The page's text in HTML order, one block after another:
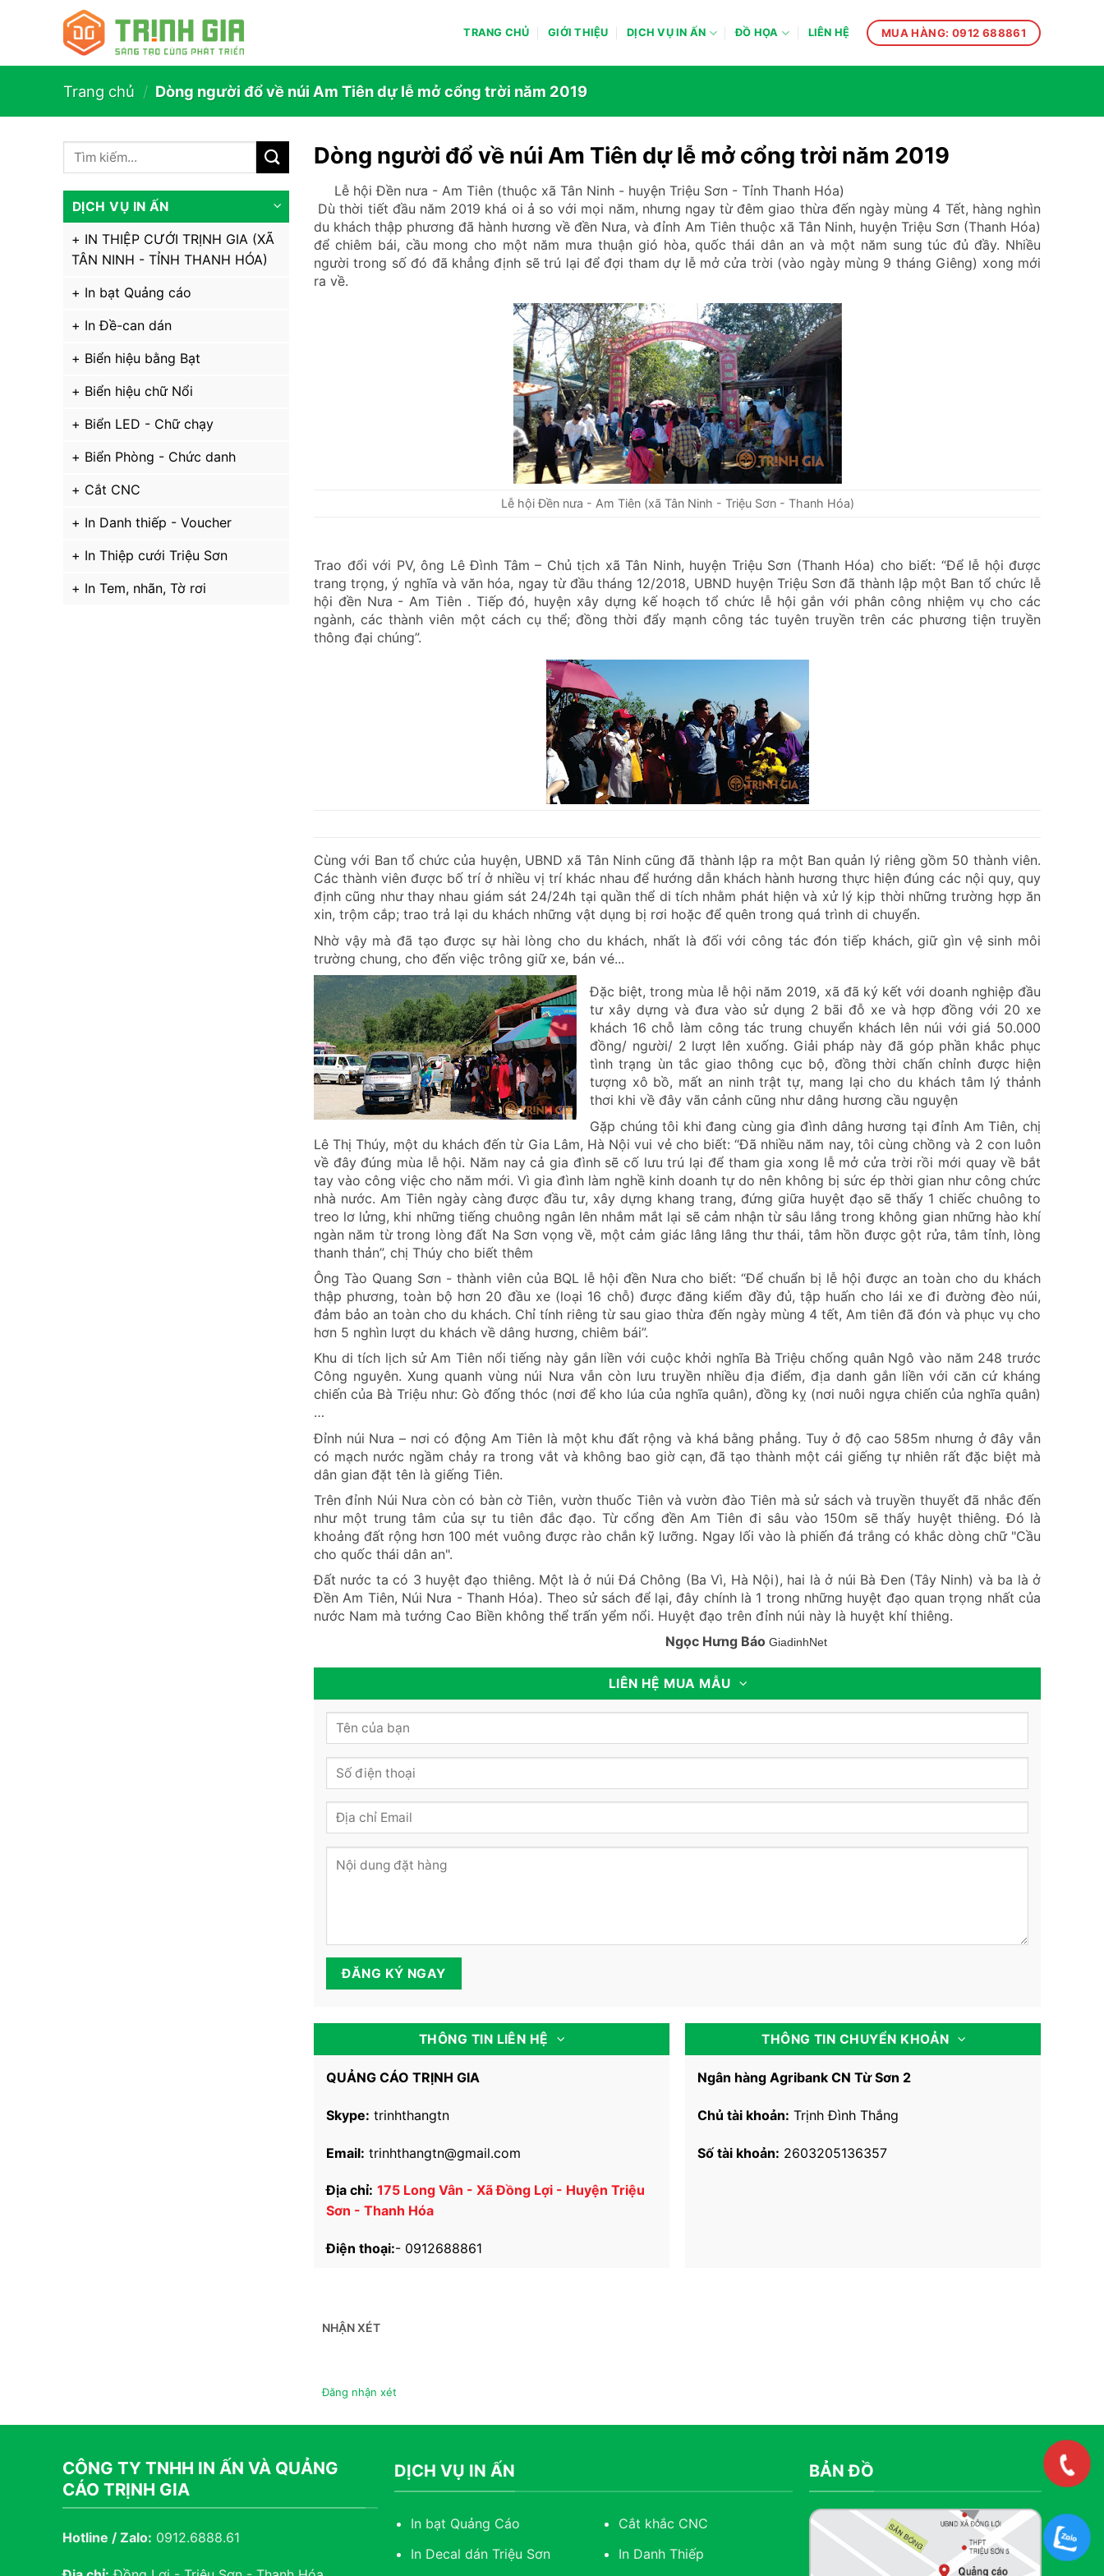
TRANG CHỦ GIỚI THIỆU DỊCH VỤ IN ẤN ĐỒ HỌA LIÊN HỆ MUA HÀNG: 0912 688861
Trang chủ / Dòng người đổ về núi Am Tiên dự lễ mở cổng trời năm 2019
DỊCH VỤ IN ẤN
IN THIỆP CƯỚI TRỊNH GIA (XÃ
TÂN NINH - TỈNH THANH HÓA)
In bạt Quảng cáo
In Đề-can dán
Biển hiệu bằng Bạt
Biển hiệu chữ Nổi
Biển LED - Chữ chạy
Biển Phòng - Chức danh
Cắt CNC
In Danh thiếp - Voucher
In Thiệp cưới Triệu Sơn
In Tem, nhãn, Tờ rơi
Dòng người đổ về núi Am Tiên dự lễ mở cổng trời năm 2019
Lễ hội Đền nưa - Am Tiên (thuộc xã Tân Ninh - huyện Triệu Sơn - Tỉnh Thanh Hóa)
Dù thời tiết đầu năm 2019 khá oi ả so với mọi năm, nhưng ngay từ đêm giao thừa đến ngày mùng 4 Tết, hàng nghìn
du khách thập phương đã hành hương về đền Nưa, và đỉnh Am Tiên thuộc xã Tân Ninh, huyện Triệu Sơn (Thanh Hóa)
để chiêm bái, cầu mong cho một năm mưa thuận gió hòa, quốc thái dân an và một năm sung túc đủ đầy. Nhiều
người trong số đó đã khẳng định sẽ trú lại để đợi tham dự lễ mở cửa trời (vào ngày mùng 9 tháng Giêng) xong mới
ra về.
Lễ hội Đền nưa - Am Tiên (xã Tân Ninh - Triệu Sơn - Thanh Hóa)
Trao đổi với PV, ông Lê Đình Tâm – Chủ tịch xã Tân Ninh, huyện Triệu Sơn (Thanh Hóa) cho biết: “Để lễ hội được
trang trọng, ý nghĩa và văn hóa, ngay từ đầu tháng 12/2018, UBND huyện Triệu Sơn đã thành lập một Ban tổ chức lễ
hội đền Nưa - Am Tiên . Tiếp đó, huyện xây dựng kế hoạch tổ chức lễ hội gắn với phân công nhiệm vụ cho các
ngành, các thành viên một cách cụ thể; đồng thời đẩy mạnh công tác tuyên truyền trên các phương tiện truyền
thông đại chúng”.
Cùng với Ban tổ chức của huyện, UBND xã Tân Ninh cũng đã thành lập ra một Ban quản lý riêng gồm 50 thành viên.
Các thành viên được bố trí ở nhiều vị trí khác nhau để hướng dẫn khách hành hương thực hiện đúng các nội quy, quy
định cũng như thay nhau giám sát 24/24h tại quần thể di tích nhằm phát hiện và xử lý kịp thời những trường hợp ăn
xin, trộm cắp; trao trả lại du khách những vật dụng bị rơi hoặc để quên trong quá trình di chuyển.
Nhờ vậy mà đã tạo được sự hài lòng cho du khách, nhất là đối với công tác đón tiếp khách, giữ gìn vệ sinh môi
trường chung, cho đến việc trông giữ xe, bán vé...
Đặc biệt, trong mùa lễ hội năm 2019, xã đã ký kết với doanh nghiệp đầu
tư xây dựng và đưa vào sử dụng 2 bãi đỗ xe và hợp đồng với 20 xe
khách 16 chỗ làm công tác trung chuyển khách lên núi với giá 50.000
đồng/ người/ 2 lượt lên xuống. Giải pháp này đã góp phần khắc phục
tình trạng ùn tắc giao thông cục bộ, đồng thời chấn chỉnh được hiện
tượng xô bồ, mất an ninh trật tự, mang lại cho du khách tâm lý thảnh
thơi khi về đây vãn cảnh cũng như dâng hương cầu nguyện
Gặp chúng tôi khi đang cùng gia đình dâng hương tại đỉnh Am Tiên, chị
Lê Thị Thúy, một du khách đến từ Gia Lâm, Hà Nội vui vẻ cho biết: “Đã nhiều năm nay, tôi cùng chồng và 2 con luôn
về đây đúng mùa lễ hội. Năm nay cả gia đình sẽ cố lưu trú lại để tham gia xong lễ mở cửa trời rồi mới quay về bắt
tay vào công việc cho năm mới. Vì gia đình làm nghề kinh doanh tự do nên không bị sức ép thời gian như công chức
nhà nước. Am Tiên ngày càng được đầu tư, xây dựng khang trang, đứng giữa huyệt đạo sẽ thấy 1 chiếc chuông to
treo lơ lửng, khi những tiếng chuông ngân lên nhắm mắt lại sẽ cảm nhận từ sâu lắng trong không gian những hào khí
ngàn năm từ trong lòng đất Na Sơn vọng về, một cảm giác lâng lâng thư thái, tâm hồn được gột rửa, tâm tỉnh, lòng
thanh thản”, chị Thúy cho biết thêm
Ông Tào Quang Sơn - thành viên của BQL lễ hội đền Nưa cho biết: “Để chuẩn bị lễ hội được an toàn cho du khách
thập phương, toàn bộ hơn 20 đầu xe (loại 16 chỗ) được đăng kiểm đầy đủ, tập huấn cho lái xe đi đường đèo núi,
đảm bảo an toàn cho du khách. Chỉ tính riêng từ sau giao thừa đến ngày mùng 4 tết, Am tiên đã đón và phục vụ cho
hơn 5 nghìn lượt du khách về dâng hương, chiêm bái”.
Khu di tích lịch sử Am Tiên nổi tiếng này gắn liền với cuộc khởi nghĩa Bà Triệu chống quân Ngô vào năm 248 trước
Công nguyên. Xung quanh vùng núi Nưa vẫn còn lưu truyền nhiều địa điểm, địa danh gắn liền với căn cứ kháng
chiến của Bà Triệu như: Gò đống thóc (nơi để kho lúa của nghĩa quân), đồng kỵ (nơi nuôi ngựa chiến của nghĩa quân)
…
Đỉnh núi Nưa – nơi có động Am Tiên là một khu đất rộng và khá bằng phẳng. Tuy ở độ cao 585m nhưng ở đây vẫn
có mạch nước ngầm chảy ra trong vắt và không bao giờ cạn, đã tạo thành một cái giếng tự nhiên rất đặc biệt mà
dân gian đặt tên là giếng Tiên.
Trên đỉnh Núi Nưa còn có bàn cờ Tiên, vườn thuốc Tiên và vườn đào Tiên mà sử sách và truyền thuyết đã nhắc đến
như một trung tâm của sự tu tiên đắc đạo. Từ cổng đền Am Tiên đi sâu vào 150m sẽ thấy huyệt thiêng. Đó là
khoảng đất rộng hơn 100 mét vuông được rào chắn kỹ lưỡng. Ngay lối vào là phiến đá trắng có khắc dòng chữ "Cầu
cho quốc thái dân an".
Đất nước ta có 3 huyệt đạo thiêng. Một là ở núi Đá Chông (Ba Vì, Hà Nội), hai là ở núi Bà Đen (Tây Ninh) và ba là ở
Đền Am Tiên, Núi Nưa - Thanh Hóa). Theo sử sách để lại, đây chính là 1 trong những huyệt đạo quan trọng nhất của
nước Nam mà tướng Cao Biền không thể trấn yểm nổi. Huyệt đạo trên đỉnh núi này là huyệt khí thiêng.
Ngọc Hưng Báo GiadinhNet
LIÊN HỆ MUA MẪU
THÔNG TIN LIÊN HỆ
QUẢNG CÁO TRỊNH GIA
Skype: trinhthangtn
Email: trinhthangtn@gmail.com
Địa chỉ: 175 Long Vân - Xã Đồng Lợi - Huyện Triệu
Sơn - Thanh Hóa
Điện thoại:- 0912688861
THÔNG TIN CHUYỂN KHOẢN
Ngân hàng Agribank CN Từ Sơn 2
Chủ tài khoản: Trịnh Đình Thắng
Số tài khoản: 2603205136357
NHẬN XÉT
Đăng nhận xét
CÔNG TY TNHH IN ẤN VÀ QUẢNG
CÁO TRỊNH GIA
Hotline / Zalo: 0912.6888.61
DỊCH VỤ IN ẤN
In bạt Quảng Cáo
In Decal dán Triệu Sơn
Cắt khắc CNC
In Danh Thiếp
BẢN ĐỒ